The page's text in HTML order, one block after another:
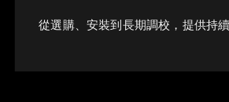
從選購、安裝到長期調校，提供持續